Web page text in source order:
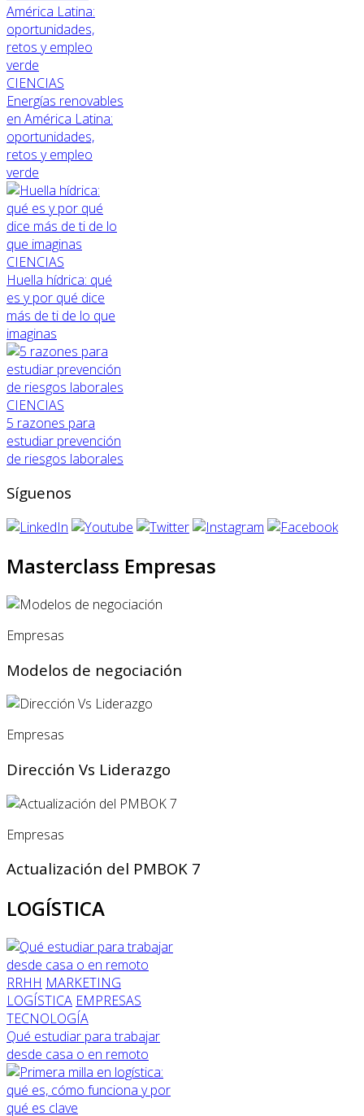
CIENCIAS
Energías renovables
en América Latina:
oportunidades,
retos y empleo
verde
CIENCIAS
Huella hídrica: qué
es y por qué dice
más de ti de lo que
imaginas
CIENCIAS
5 razones para
estudiar prevención
de riesgos laborales
Síguenos
Masterclass Empresas
Empresas
Modelos de negociación
Empresas
Dirección Vs Liderazgo
Empresas
Actualización del PMBOK 7
LOGÍSTICA
RRHH MARKETING
LOGÍSTICA EMPRESAS
TECNOLOGÍA
Qué estudiar para trabajar
desde casa o en remoto